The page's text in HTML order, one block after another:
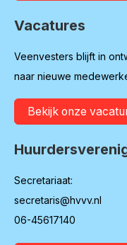
Vacatures
Veenvesters blijft in
naar nieuwe
Bekijk onze
Secretariaat:
secretaris@hvvv.nl
06-45617140